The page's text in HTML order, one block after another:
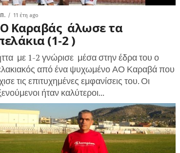
11 έτη ago
Καραβάς άλωσε τα
(1-2 )
με 1-2 γνώρισε μέσα στην έδρα του ο
από ένα ψυχωμένο ΑΟ Καραβά που
τις επιτυχημένες εμφανίσεις του. Οι
ήταν καλύτεροι...